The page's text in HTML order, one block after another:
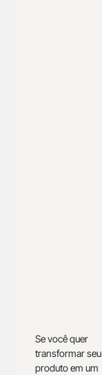
Se você quer
transformar seu
produto em um